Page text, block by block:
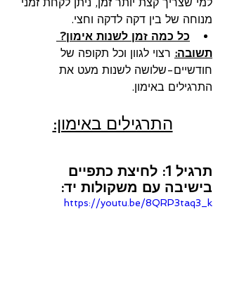
מנוחה של בין דקה לדקה וחצי.
כל כמה זמן לשנות אימון?
תשובה: רצוי לגוון וכל תקופה של
חודשיים-שלושה לשנות מעט את
התרגילים באימון.
התרגילים באימון:
תרגיל 1: לחיצת כתפיים
בישיבה עם משקולות יד:
https://youtu.be/8QRP3taq3_k